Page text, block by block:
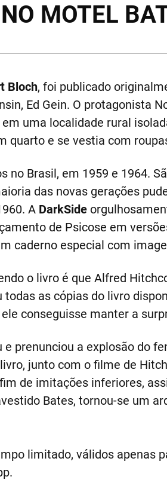
MOTEL
Bloch, foi publicado
Ed Gein. O protagonista
uma localidade rural
quarto e se vestia com
no Brasil, em 1959 e 1964.
das novas gerações
A DarkSide
de Psicose em
caderno especial com
o livro é que Alfred
todas as cópias do livro
conseguisse manter a
e prenunciou a explosão do
junto com o filme de
de imitações inferiores,
Bates, tornou-se um
limitado, válidos apenas